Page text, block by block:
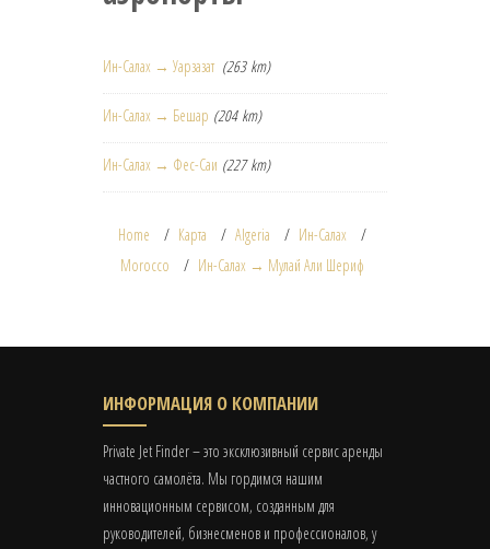
Ин-Салах → Уарзазат (263 km)
Ин-Салах → Бешар (204 km)
Ин-Салах → Фес-Саи (227 km)
Home Карта Algeria
Ин-Салах
Morocco
Ин-Салах → Мулай Али Шериф
ИНФОРМАЦИЯ О КОМПАНИИ
Private Jet Finder – это эксклюзивный сервис аренды
частного самолёта. Мы гордимся нашим
инновационным сервисом, созданным для
руководителей, бизнесменов и профессионалов, у